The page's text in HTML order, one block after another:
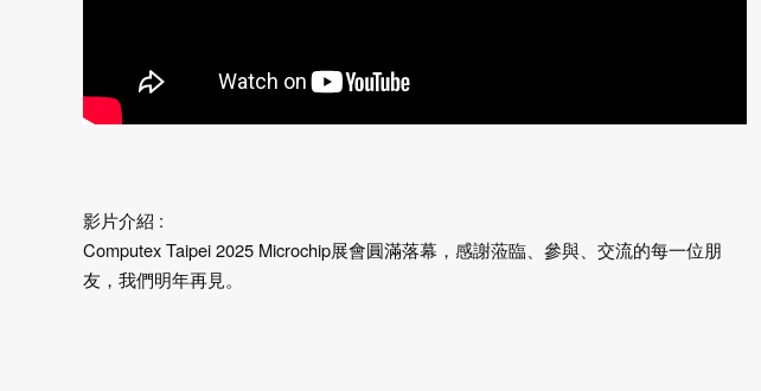
影片介紹 :
Computex Taipei 2025 Microchip展會圓滿落幕，感謝蒞臨、參與、交流的每一位朋
友，我們明年再見。